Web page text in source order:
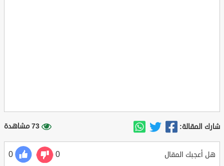
شارك المقالة: 73 مشاهدة
هل أعجبك المقال 0
0